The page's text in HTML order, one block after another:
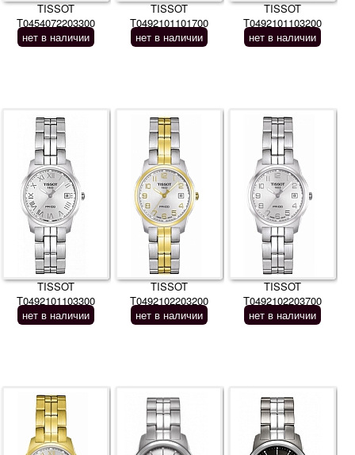
TISSOT
T0454072203300
нет в наличии
TISSOT
T0492101101700
нет в наличии
TISSOT
T0492101103200
нет в наличии
TISSOT
T0492101103300
нет в наличии
TISSOT
T0492102203200
нет в наличии
TISSOT
T0492102203700
нет в наличии